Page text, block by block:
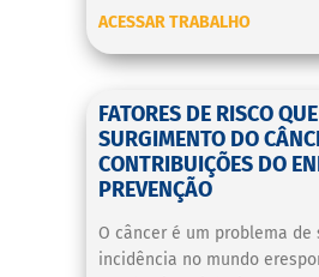
ACESSAR TRABALHO
FATORES DE RISCO
SURGIMENTO DO
CONTRIBUIÇÕES DO
PREVENÇÃO
O câncer é um problema
incidência no mundo